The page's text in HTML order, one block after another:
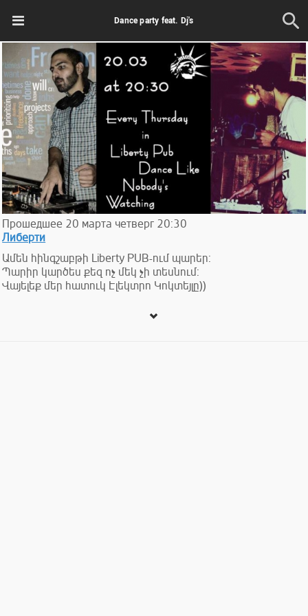
Dance party feat. Dj's
Прошедшее 20 марта четверг 20:30
Либерти
Ամեն հինգշաբթի Liberty PUB-ում պարեր:
Պարիր կարծես քեզ ոչ մեկ չի տեսնում:
Վայելեք մեր հատուկ Էլեկտրո Կոկտեյլը))